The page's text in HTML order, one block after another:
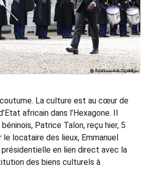
La culture est au cœur de
africain dans l’Hexagone. Il
Patrice Talon, reçu hier, 5
le locataire des lieux, Emmanuel
présidentielle en lien direct avec la
des biens culturels à